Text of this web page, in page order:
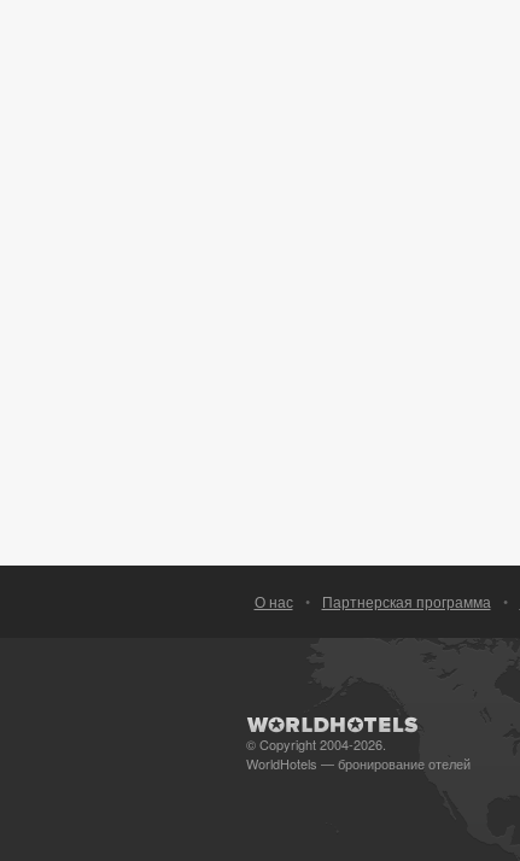
О нас • Партнерская программа •
© Copyright 2004-2026.
WorldHotels — бронирование отелей